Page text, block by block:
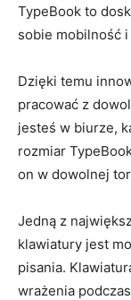
TypeBook to
sobie mobilność
Dzięki ⁤temu
pracować z
jesteś w⁢ biurze,
rozmiar
‍on w​ dowolnej
Jedną z
‌klawiatury⁣ jest
pisania.
wrażenia